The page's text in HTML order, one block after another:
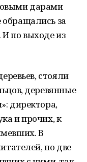
дарами
за
по выходе из
стояли
деревянные
директора,
и прочих, к
В
по две